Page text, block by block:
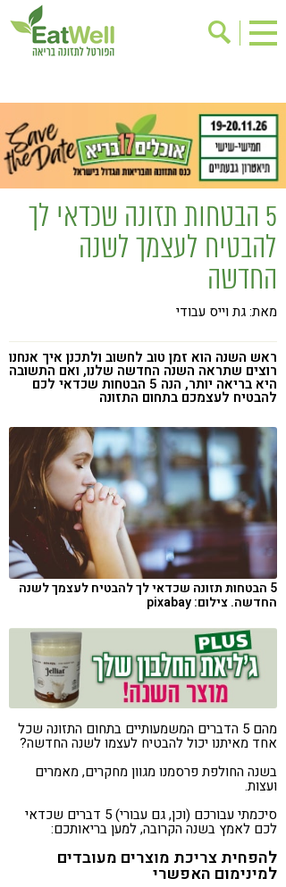
בישול בריא
אינדקס עסקים
ריפוי ומניעת מחלות
בריאות האישה
תוספי תזונה
מתכוני בריאות
אירועים
שינוי תזונתי
גישות בתזונה
דיאטה
ניקוי רעלים
ילדים
הפרעות קשב & ריכוז
אכילה רגשית
רגישות לגלוטן
טעים להכיר
5 הבטחות תזונה שכדאי לך
להבטיח לעצמך לשנה
החדשה
מאת: גת וייס עבודי
ראש השנה הוא זמן טוב לחשוב ולתכנן איך אנחנו
רוצים שתראה השנה החדשה שלנו, ואם התשובה
היא בריאה יותר, הנה 5 הבטחות שכדאי לכם
להבטיח לעצמכם בתחום התזונה
5 הבטחות תזונה שכדאי לך להבטיח לעצמך לשנה
החדשה. צילום: pixabay
מהם 5 הדברים המשמעותיים בתחום התזונה שכל
אחד מאיתנו יכול להבטיח לעצמו לשנה החדשה?
בשנה החולפת פרסמנו מגוון מחקרים, מאמרים
ועצות.
סיכמתי עבורכם (וכן, גם עבורי) 5 דברים שכדאי
לכם לאמץ בשנה הקרובה, למען בריאותכם:
להפחית צריכת מוצרים מעובדים
למינימום האפשרי